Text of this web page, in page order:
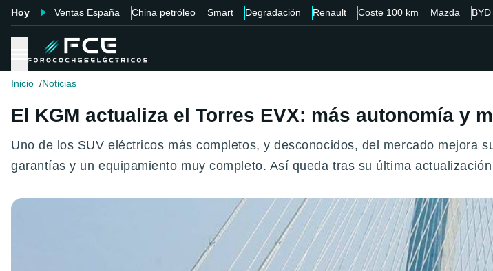
Hoy Ventas España China petróleo Smart Degradación Renault Coste 100 km Mazda
Inicio Noticias
El KGM actualiza el Torres EVX: más autonomía y
Uno de los SUV eléctricos más completos, y desconocidos, del mercado mejora
garantías y un equipamiento muy completo. Así queda tras su última